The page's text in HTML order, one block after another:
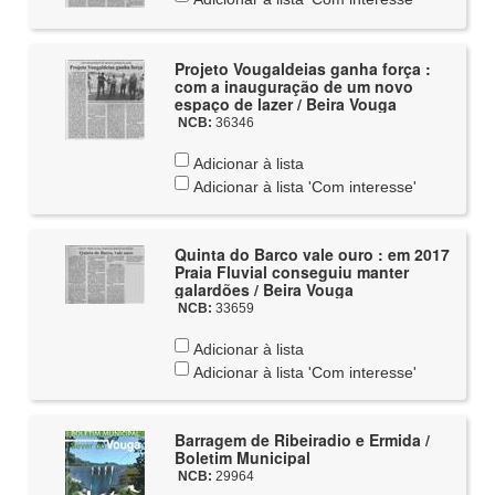
Projeto Vougaldeias ganha força :
com a inauguração de um novo
espaço de lazer / Beira Vouga
NCB: 36346
Adicionar à lista
Adicionar à lista 'Com interesse'
Quinta do Barco vale ouro : em 2017
Praia Fluvial conseguiu manter
galardões / Beira Vouga
NCB: 33659
Adicionar à lista
Adicionar à lista 'Com interesse'
Barragem de Ribeiradio e Ermida /
Boletim Municipal
NCB: 29964